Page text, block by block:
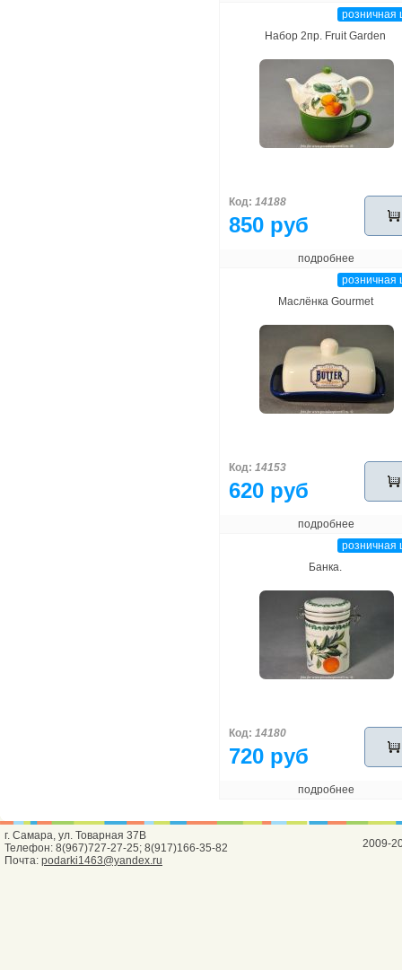
розничная
Набор 2пр. Fruit Garden
Код: 14188
850 руб
подробнее
розничная
Маслёнка Gourmet
Код: 14153
620 руб
подробнее
розничная
Банка.
Код: 14180
720 руб
подробнее
г. Самара, ул. Товарная 37В
Телефон: 8(967)727-27-25; 8(917)166-35-82
Почта: podarki1463@yandex.ru
2009-